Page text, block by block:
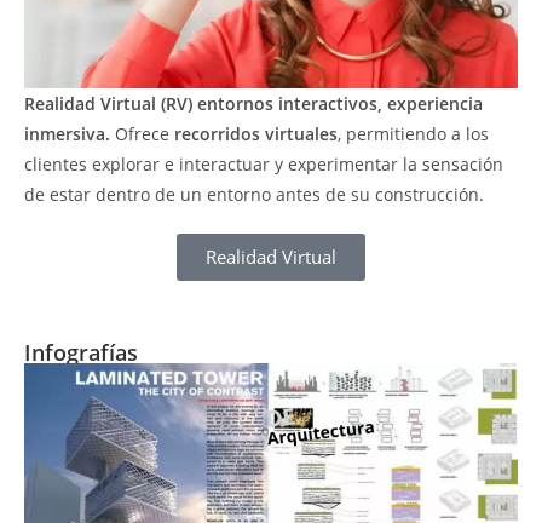
Realidad Virtual (RV) entornos interactivos, experiencia
inmersiva. Ofrece recorridos virtuales, permitiendo a los
clientes explorar e interactuar y experimentar la sensación
de estar dentro de un entorno antes de su construcción.
Realidad Virtual
Infografías